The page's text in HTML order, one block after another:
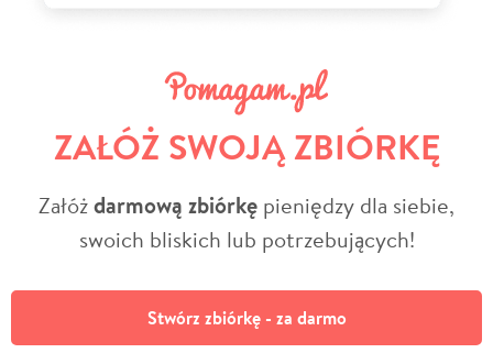
ZAŁÓŻ SWOJĄ ZBIÓRKĘ
Załóżdarmową zbiórkę pieniędzy dla siebie,
swoich bliskich lub potrzebujących!
Stwórz zbiórkę - za darmo